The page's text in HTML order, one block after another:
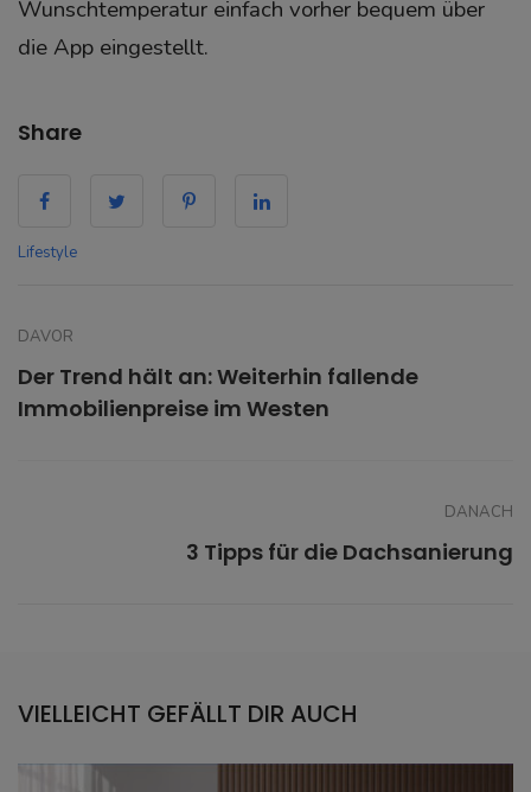
Wunschtemperatur einfach vorher bequem über
die App eingestellt.
Share
Lifestyle
DAVOR
Der Trend hält an: Weiterhin fallende
Immobilienpreise im Westen
DANACH
3 Tipps für die Dachsanierung
VIELLEICHT GEFÄLLT DIR AUCH